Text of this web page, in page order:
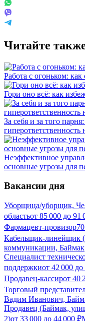
Читайте
Работа с огоньком: как
Гори оно всё: как
За себя и за того
гиперответственность
Неэффективное
основные угрозы для
Вакансии дня
Уборщица/уборщик,
областьот 85 000 до 91
Фармацевт-провизор
Кабельщик-линейщик
коммуникации, Баймак
Специалист
поддержкиот 42 000 до
Продавец-кассирот 40
Торговый
Вадим Иванович,
Продавец (Баймак,
2)от 33 000 до 44 000 ₽